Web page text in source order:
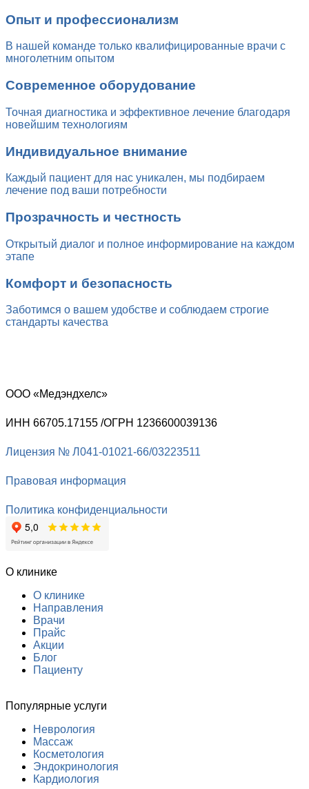
Опыт и профессионализм
В нашей команде только квалифицированные врачи с
многолетним опытом
Современное оборудование
Точная диагностика и эффективное лечение благодаря
новейшим технологиям
Индивидуальное внимание
Каждый пациент для нас уникален, мы подбираем
лечение под ваши потребности
Прозрачность и честность
Открытый диалог и полное информирование на каждом
этапе
Комфорт и безопасность
Заботимся о вашем удобстве и соблюдаем строгие
стандарты качества
ООО «Медэндхелс»
ИНН 66705.17155 /ОГРН 1236600039136
Лицензия № Л041-01021-66/03223511
Правовая информация
Политика конфиденциальности
О клинике
О клинике
Направления
Врачи
Прайс
Акции
Блог
Пациенту
Популярные услуги
Неврология
Массаж
Косметология
Эндокринология
Кардиология